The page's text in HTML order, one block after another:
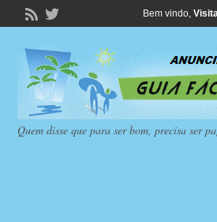
Bem vindo,
Quem disse que para ser bom, precisa ser